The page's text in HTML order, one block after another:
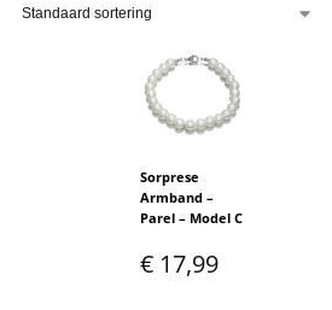
Sorprese
Armband –
Parel – Model C
€ 17,99